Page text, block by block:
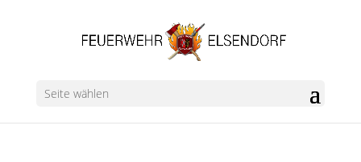
Seite wählen